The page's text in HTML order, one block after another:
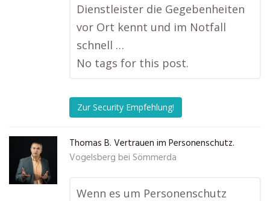
Dienstleister die Gegebenheiten
vor Ort kennt und im Notfall
schnell …
No tags for this post.
Zur Security Empfehlung!
Thomas B. Vertrauen im Personenschutz.
Vogelsberg bei Sömmerda
Wenn es um Personenschutz